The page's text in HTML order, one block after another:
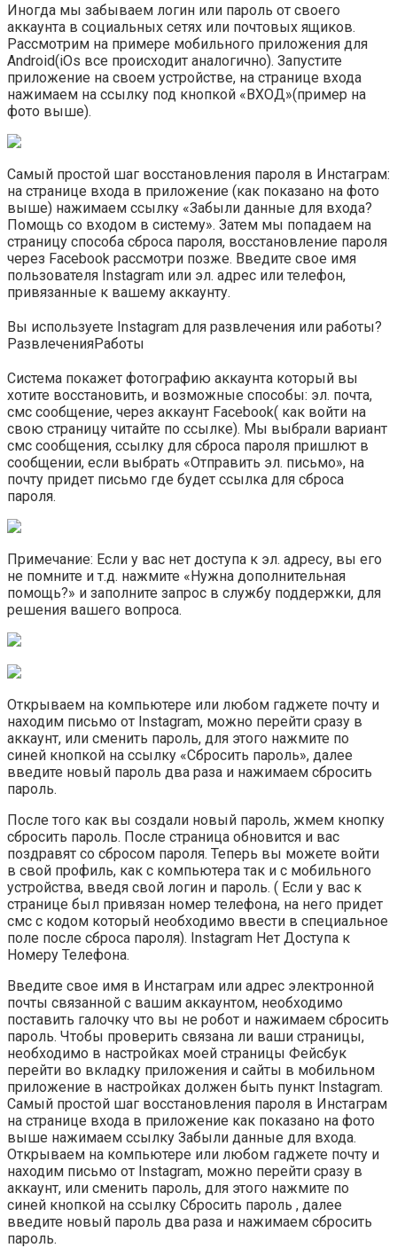
Иногда мы забываем логин или пароль от своего
аккаунта в социальных сетях или почтовых ящиков.
Рассмотрим на примере мобильного приложения для
Android(iOs все происходит аналогично). Запустите
приложение на своем устройстве, на странице входа
нажимаем на ссылку под кнопкой «ВХОД»(пример на
фото выше).
Самый простой шаг восстановления пароля в Инстаграм:
на странице входа в приложение (как показано на фото
выше) нажимаем ссылку «Забыли данные для входа?
Помощь со входом в систему». Затем мы попадаем на
страницу способа сброса пароля, восстановление пароля
через Facebook рассмотри позже. Введите свое имя
пользователя Instagram или эл. адрес или телефон,
привязанные к вашему аккаунту.
Вы используете Instagram для развлечения или работы?
РазвлеченияРаботы
Система покажет фотографию аккаунта который вы
хотите восстановить, и возможные способы: эл. почта,
смс сообщение, через аккаунт Facebook( как войти на
свою страницу читайте по ссылке). Мы выбрали вариант
смс сообщения, ссылку для сброса пароля пришлют в
сообщении, если выбрать «Отправить эл. письмо», на
почту придет письмо где будет ссылка для сброса
пароля.
Примечание: Если у вас нет доступа к эл. адресу, вы его
не помните и т.д. нажмите «Нужна дополнительная
помощь?» и заполните запрос в службу поддержки, для
решения вашего вопроса.
Открываем на компьютере или любом гаджете почту и
находим письмо от Instagram, можно перейти сразу в
аккаунт, или сменить пароль, для этого нажмите по
синей кнопкой на ссылку «Сбросить пароль», далее
введите новый пароль два раза и нажимаем сбросить
пароль.
После того как вы создали новый пароль, жмем кнопку
сбросить пароль. После страница обновится и вас
поздравят со сбросом пароля. Теперь вы можете войти
в свой профиль, как с компьютера так и с мобильного
устройства, введя свой логин и пароль. ( Если у вас к
странице был привязан номер телефона, на него придет
смс с кодом который необходимо ввести в специальное
поле после сброса пароля). Instagram Нет Доступа к
Номеру Телефона.
Введите свое имя в Инстаграм или адрес электронной
почты связанной с вашим аккаунтом, необходимо
поставить галочку что вы не робот и нажимаем сбросить
пароль. Чтобы проверить связана ли ваши страницы,
необходимо в настройках моей страницы Фейсбук
перейти во вкладку приложения и сайты в мобильном
приложение в настройках должен быть пункт Instagram.
Самый простой шаг восстановления пароля в Инстаграм
на странице входа в приложение как показано на фото
выше нажимаем ссылку Забыли данные для входа.
Открываем на компьютере или любом гаджете почту и
находим письмо от Instagram, можно перейти сразу в
аккаунт, или сменить пароль, для этого нажмите по
синей кнопкой на ссылку Сбросить пароль , далее
введите новый пароль два раза и нажимаем сбросить
пароль.